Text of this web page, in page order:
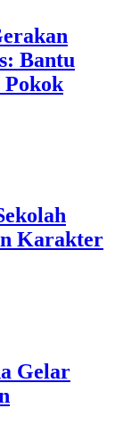
Bantu
Pokok
Karakter
Gelar